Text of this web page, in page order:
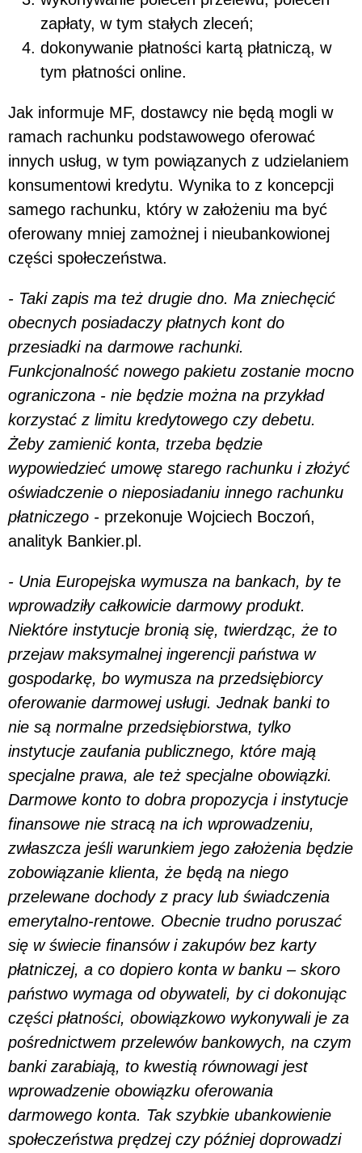
zapłaty, w tym stałych zleceń;
dokonywanie płatności kartą płatniczą, w
tym płatności online.
Jak informuje MF, dostawcy nie będą mogli w
ramach rachunku podstawowego oferować
innych usług, w tym powiązanych z udzielaniem
konsumentowi kredytu. Wynika to z koncepcji
samego rachunku, który w założeniu ma być
oferowany mniej zamożnej i nieubankowionej
części społeczeństwa.
- Taki zapis ma też drugie dno. Ma zniechęcić
obecnych posiadaczy płatnych kont do
przesiadki na darmowe rachunki.
Funkcjonalność nowego pakietu zostanie mocno
ograniczona - nie będzie można na przykład
korzystać z limitu kredytowego czy debetu.
Żeby zamienić konta, trzeba będzie
wypowiedzieć umowę starego rachunku i złożyć
oświadczenie o nieposiadaniu innego rachunku
płatniczego - przekonuje Wojciech Boczoń,
analityk Bankier.pl.
- Unia Europejska wymusza na bankach, by te
wprowadziły całkowicie darmowy produkt.
Niektóre instytucje bronią się, twierdząc, że to
przejaw maksymalnej ingerencji państwa w
gospodarkę, bo wymusza na przedsiębiorcy
oferowanie darmowej usługi. Jednak banki to
nie są normalne przedsiębiorstwa, tylko
instytucje zaufania publicznego, które mają
specjalne prawa, ale też specjalne obowiązki.
Darmowe konto to dobra propozycja i instytucje
finansowe nie stracą na ich wprowadzeniu,
zwłaszcza jeśli warunkiem jego założenia będzie
zobowiązanie klienta, że będą na niego
przelewane dochody z pracy lub świadczenia
emerytalno-rentowe. Obecnie trudno poruszać
się w świecie finansów i zakupów bez karty
płatniczej, a co dopiero konta w banku – skoro
państwo wymaga od obywateli, by ci dokonując
części płatności, obowiązkowo wykonywali je za
pośrednictwem przelewów bankowych, na czym
banki zarabiają, to kwestią równowagi jest
wprowadzenie obowiązku oferowania
darmowego konta. Tak szybkie ubankowienie
społeczeństwa prędzej czy później doprowadzi